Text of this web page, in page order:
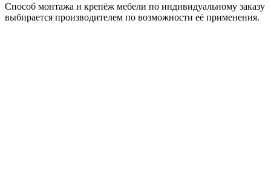
Способ монтажа и крепёж мебели по индивидуальному заказу
выбирается производителем по возможности её применения.